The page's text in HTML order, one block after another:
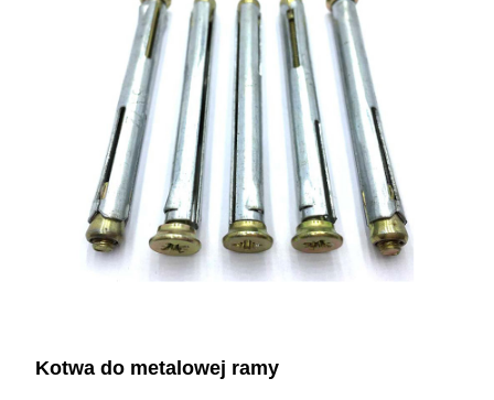
Kotwa do metalowej ramy